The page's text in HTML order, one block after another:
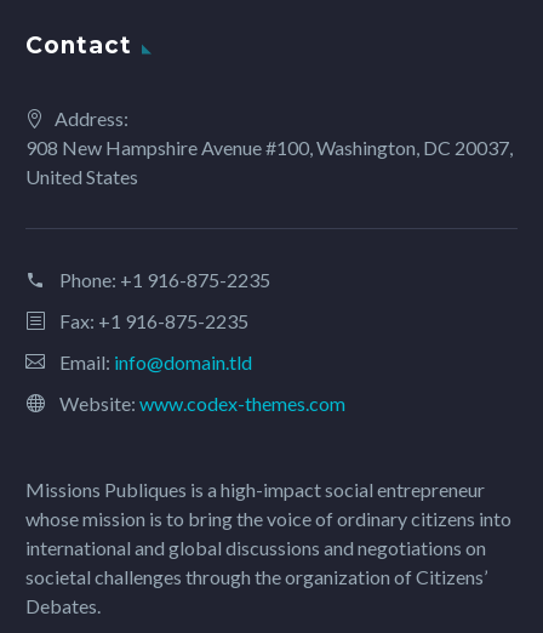
Contact
Address:
908 New Hampshire Avenue #100, Washington, DC 20037,
United States
Phone: +1 916-875-2235
Fax: +1 916-875-2235
Email: info@domain.tld
Website: www.codex-themes.com
Missions Publiques is a high-impact social entrepreneur
whose mission is to bring the voice of ordinary citizens into
international and global discussions and negotiations on
societal challenges through the organization of Citizens’
Debates.